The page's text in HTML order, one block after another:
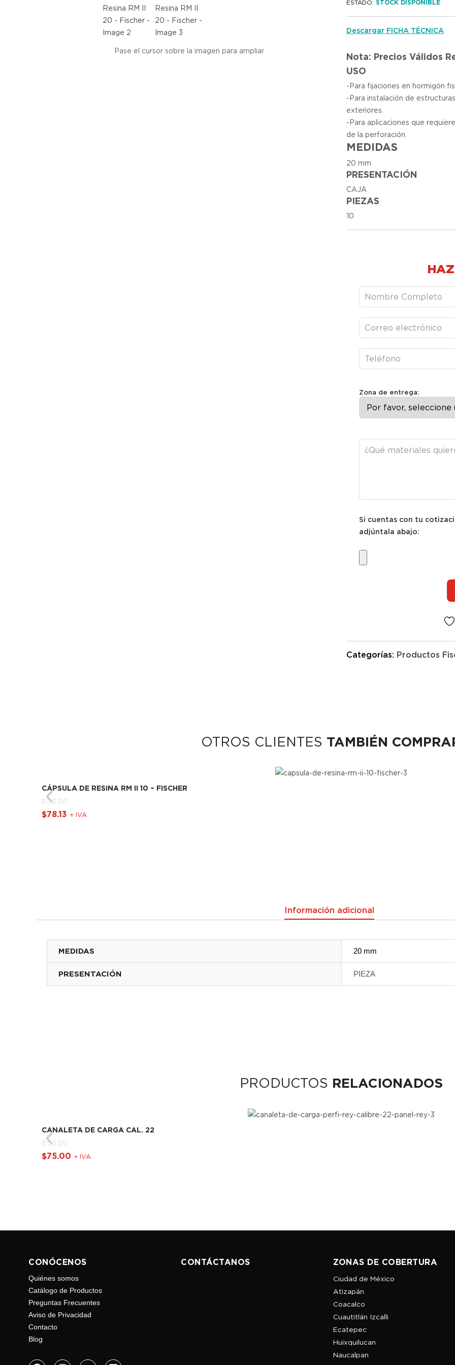
Pase el cursor sobre la imagen para ampliar
ESTADO: STOCK DISPONIBLE
Descargar FICHA TÉCNICA
Nota: Precios Válidos
USO
-Para fijaciones en hormigón
-Para instalación de
exteriores.
-Para aplicaciones que
de la perforación.
MEDIDAS
20 mm
PRESENTACIÓN
CAJA
PIEZAS
10
Zona de entrega:
Si cuentas con tu
adjúntala abajo:
Categorías: Productos
OTROS CLIENTES TAMBIÉN
CÁPSULA DE RESINA RM II 10 – FISCHER
$78.13 + IVA
Información adicional
MEDIDAS 20 mm
PRESENTACIÓN PIEZA
PRODUCTOS RELACIONADOS
CANALETA DE CARGA CAL. 22
$75.00 + IVA
CONÓCENOS
Quiénes somos
Catálogo de Productos
Preguntas Frecuentes
Aviso de Privacidad
Contacto
Blog
CONTÁCTANOS ZONAS DE COBERTURA
Ciudad de México
Atizapán
Coacalco
Cuautitlán Izcalli
Ecatepec
Huixquilucan
Naucalpan